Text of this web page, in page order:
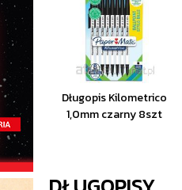
Długopis Kilometrico
1,0mm czarny 8szt